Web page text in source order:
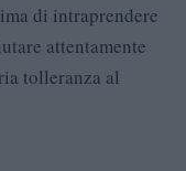
di intraprendere
attentamente
tolleranza al